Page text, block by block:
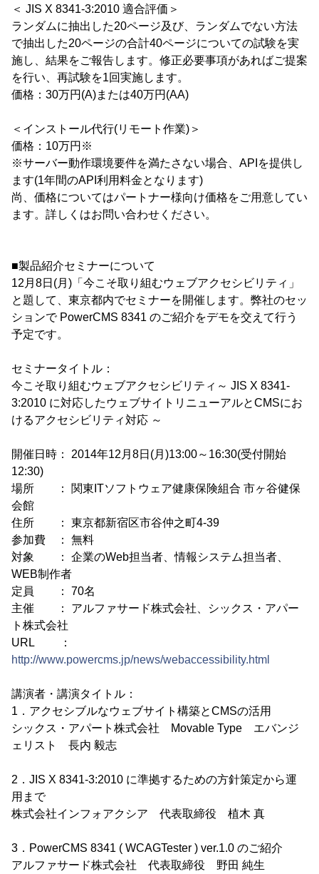
＜ JIS X 8341-3:2010 適合評価＞
ランダムに抽出した20ページ及び、ランダムでない方法
で抽出した20ページの合計40ページについての試験を実
施し、結果をご報告します。修正必要事項があればご提案
を行い、再試験を1回実施します。
価格：30万円(A)または40万円(AA)
＜インストール代行(リモート作業)＞
価格：10万円※
※サーバー動作環境要件を満たさない場合、APIを提供し
ます(1年間のAPI利用料金となります)
尚、価格についてはパートナー様向け価格をご用意してい
ます。詳しくはお問い合わせください。
■製品紹介セミナーについて
12月8日(月)「今こそ取り組むウェブアクセシビリティ」
と題して、東京都内でセミナーを開催します。弊社のセッ
ションで PowerCMS 8341 のご紹介をデモを交えて行う
予定です。
セミナータイトル：
今こそ取り組むウェブアクセシビリティ～ JIS X 8341-
3:2010 に対応したウェブサイトリニューアルとCMSにお
けるアクセシビリティ対応 ～
開催日時： 2014年12月8日(月)13:00～16:30(受付開始
12:30)
場所 ： 関東ITソフトウェア健康保険組合 市ヶ谷健保
会館
住所 ： 東京都新宿区市谷仲之町4-39
参加費 ： 無料
対象 ： 企業のWeb担当者、情報システム担当者、
WEB制作者
定員 ： 70名
主催 ： アルファサード株式会社、シックス・アパー
ト株式会社
URL ：
http://www.powercms.jp/news/webaccessibility.html
講演者・講演タイトル：
1．アクセシブルなウェブサイト構築とCMSの活用
シックス・アパート株式会社 Movable Type エバンジ
ェリスト 長内 毅志
2．JIS X 8341-3:2010 に準拠するための方針策定から運
用まで
株式会社インフォアクシア 代表取締役 植木 真
3．PowerCMS 8341 ( WCAGTester ) ver.1.0 のご紹介
アルファサード株式会社 代表取締役 野田 純生